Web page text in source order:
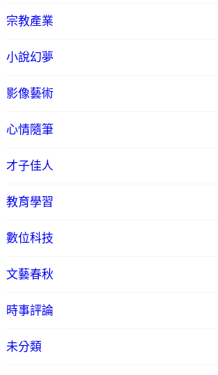
宗教產業
小說幻夢
影像藝術
心情隨筆
才子佳人
教育學習
數位科技
文藝春秋
時事評論
未分類